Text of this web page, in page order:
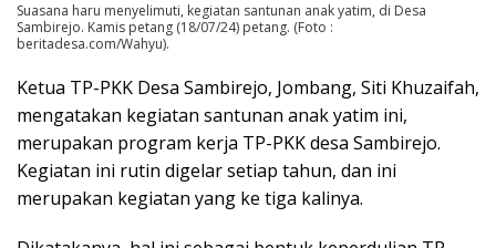
Suasana haru menyelimuti, kegiatan santunan anak yatim, di Desa
Sambirejo. Kamis petang (18/07/24) petang. (Foto :
beritadesa.com/Wahyu).
Ketua TP-PKK Desa Sambirejo, Jombang, Siti Khuzaifah,
mengatakan kegiatan santunan anak yatim ini,
merupakan program kerja TP-PKK desa Sambirejo.
Kegiatan ini rutin digelar setiap tahun, dan ini
merupakan kegiatan yang ke tiga kalinya.